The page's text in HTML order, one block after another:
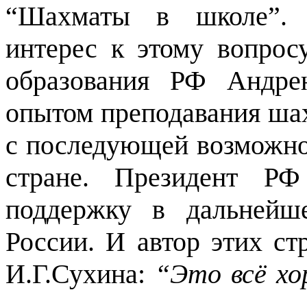
“Шахматы в школе”.
интерес к этому
образования РФ
опытом преподавания
с последующей
стране. Президент
поддержку в
России. И автор этих
И.Г.Сухина: “Это всё